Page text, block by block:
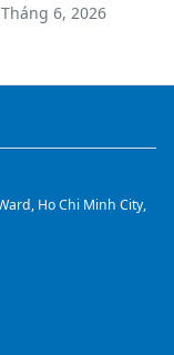
6, 2026
Ho Chi Minh City,